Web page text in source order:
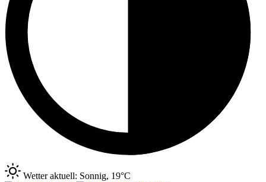
Wetter aktuell: Sonnig, 19°C